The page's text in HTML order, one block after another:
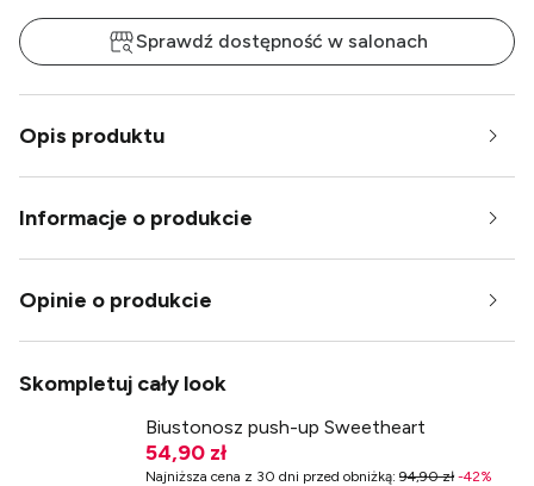
Sprawdź dostępność w salonach
Opis produktu
Informacje o produkcie
Opinie o produkcie
Skompletuj cały look
Biustonosz push-up Sweetheart
54,90 zł
Najniższa cena z 30 dni przed obniżką: 94,90 zł -42%